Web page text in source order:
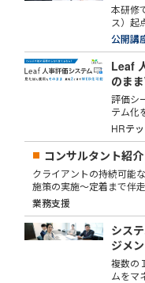
本研修
ス）起
公開講
Leaf
のま
評価シ
テム化
HRテ
コンサルタント紹介
クライアントの持続可能
施策の実施～定着まで伴
業務支援
シス
ジメ
複数の
ムをマ